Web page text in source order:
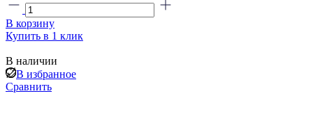
В корзину
Купить в 1 клик
В наличии
В избранное
Сравнить